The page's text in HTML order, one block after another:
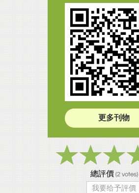
更多刊物
總評價 (2votes)
我要给予評價